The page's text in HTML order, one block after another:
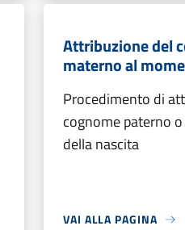
Attribuzione del
materno al
Procedimento di
cognome paterno
della nascita
VAI ALLA PAGINA